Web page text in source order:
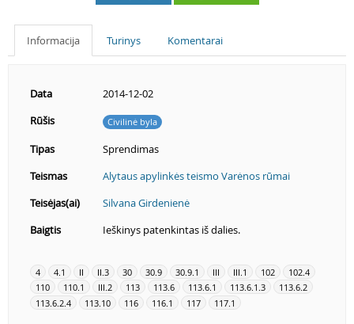
Informacija Turinys Komentarai
Data
2014-12-02
Rūšis
Civilinė byla
Tipas
Sprendimas
Teismas
Alytaus apylinkės teismo Varėnos rūmai
Teisėjas(ai)
Silvana Girdenienė
Baigtis
Ieškinys patenkintas iš dalies.
4 4.1 II II.3 30 30.9 30.9.1 III III.1 102
102.4
110
110.1 III.2 113 113.6 113.6.1 113.6.1.3
113.6.2
113.6.2.4
113.10 116 116.1 117 117.1